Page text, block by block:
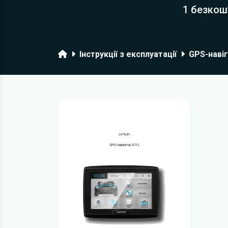
1
ГоловнаІнструкції з експлуатації GPS-